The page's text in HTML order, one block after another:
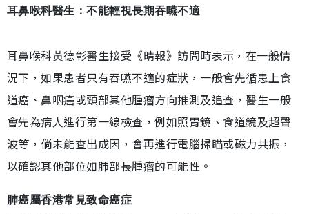
耳鼻喉科醫生：不能輕視長期吞嚥不適
耳鼻喉科黃德彰醫生接受《晴報》訪問時表示，在一般情
況下，如果患者只有吞嚥不適的症狀，一般會先循患上食
道癌、鼻咽癌或頸部其他腫瘤方向推測及追查，醫生一般
會先為病人進行第一線檢查，例如照胃鏡、食道鏡及超聲
波等，倘未能查出成因，會再進行電腦掃瞄或磁力共振，
以確認其他部位如肺部長腫瘤的可能性。
肺癌屬香港常見致命癌症